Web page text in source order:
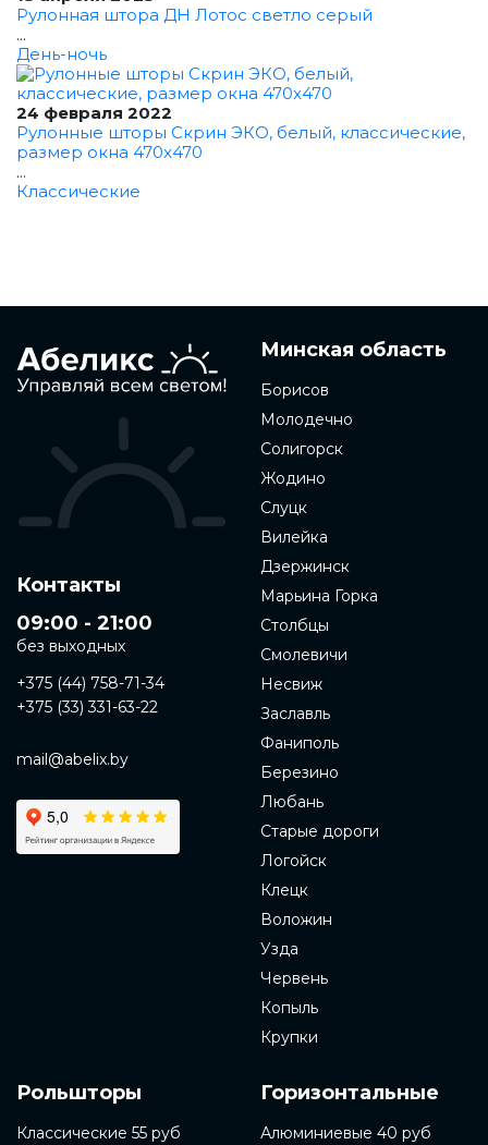
Рулонная штора ДН Лотос светло серый
...
День-ночь
24 февраля 2022
Рулонные шторы Скрин ЭКО, белый, классические,
размер окна 470x470
...
Классические
Контакты
09:00 - 21:00
без выходных
+375 (44) 758-71-34
+375 (33) 331-63-22
mail@abelix.by
Минская область
Борисов
Молодечно
Солигорск
Жодино
Слуцк
Вилейка
Дзержинск
Марьина Горка
Столбцы
Смолевичи
Несвиж
Заславль
Фаниполь
Березино
Любань
Старые дороги
Логойск
Клецк
Воложин
Узда
Червень
Копыль
Крупки
Рольшторы
Классические 55 руб
Горизонтальные
Алюминиевые 40 руб